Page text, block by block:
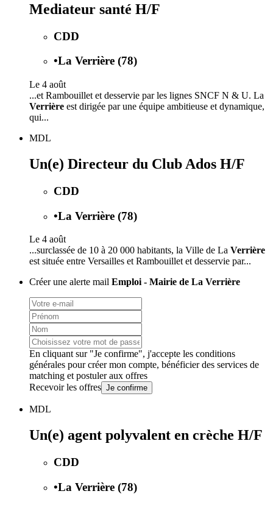
Mediateur santé H/F
CDD
•La Verrière (78)
Le 4 août
...et Rambouillet et desservie par les lignes SNCF N & U. La
Verrière est dirigée par une équipe ambitieuse et dynamique,
qui...
MDL
Un(e) Directeur du Club Ados H/F
CDD
•La Verrière (78)
Le 4 août
...surclassée de 10 à 20 000 habitants, la Ville de La Verrière
est située entre Versailles et Rambouillet et desservie par...
Créer une alerte mail Emploi - Mairie de La Verrière
En cliquant sur "Je confirme", j'accepte les conditions
générales pour créer mon compte, bénéficier des services de
matching et postuler aux offres
Recevoir les offres Je confirme
MDL
Un(e) agent polyvalent en crèche H/F
CDD
•La Verrière (78)